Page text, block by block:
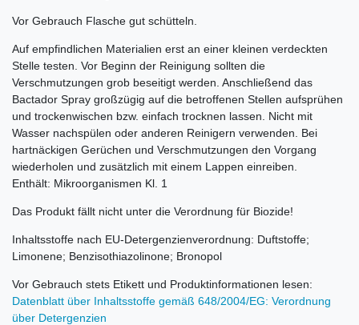
Vor Gebrauch Flasche gut schütteln.
Auf empfindlichen Materialien erst an einer kleinen verdeckten
Stelle testen. Vor Beginn der Reinigung sollten die
Verschmutzungen grob beseitigt werden. Anschließend das
Bactador Spray großzügig auf die betroffenen Stellen aufsprühen
und trockenwischen bzw. einfach trocknen lassen. Nicht mit
Wasser nachspülen oder anderen Reinigern verwenden. Bei
hartnäckigen Gerüchen und Verschmutzungen den Vorgang
wiederholen und zusätzlich mit einem Lappen einreiben.
Enthält: Mikroorganismen Kl. 1
Das Produkt fällt nicht unter die Verordnung für Biozide!
Inhaltsstoffe nach EU-Detergenzienverordnung: Duftstoffe;
Limonene; Benzisothiazolinone; Bronopol
Vor Gebrauch stets Etikett und Produktinformationen lesen:
Datenblatt über Inhaltsstoffe gemäß 648/2004/EG: Verordnung
über Detergenzien